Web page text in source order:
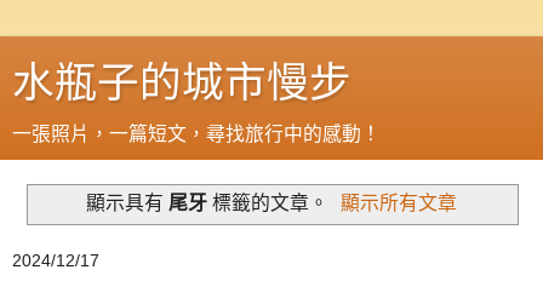
水瓶子的城市慢步
一張照片，一篇短文，尋找旅行中的感動！
顯示具有 尾牙標籤的文章。 顯示所有文章
2024/12/17